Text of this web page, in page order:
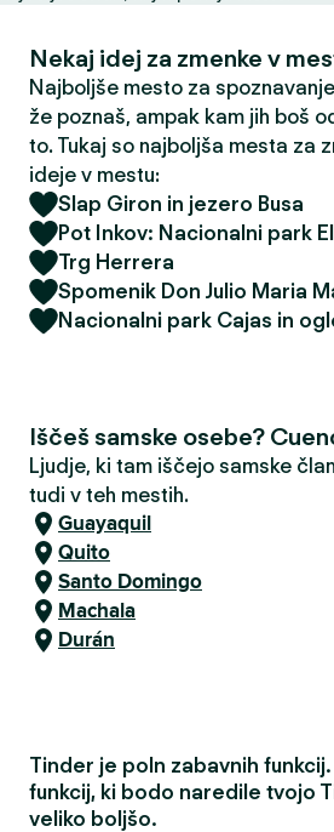
Nekaj idej za zmenke v
Najboljše mesto za
že poznaš, ampak kam jih boš
to. Tukaj so najboljša mesta za
ideje v mestu:
Slap Giron in jezero Busa
Pot Inkov: Nacionalni park
Trg Herrera
Spomenik Don Julio Maria
Nacionalni park Cajas in
Iščeš samske osebe?
Ljudje, ki tam iščejo samske
tudi v teh mestih.
Guayaquil
Quito
Santo Domingo
Machala
Durán
Tinder je poln zabavnih funkcij.
funkcij, ki bodo naredile tvojo
veliko boljšo.